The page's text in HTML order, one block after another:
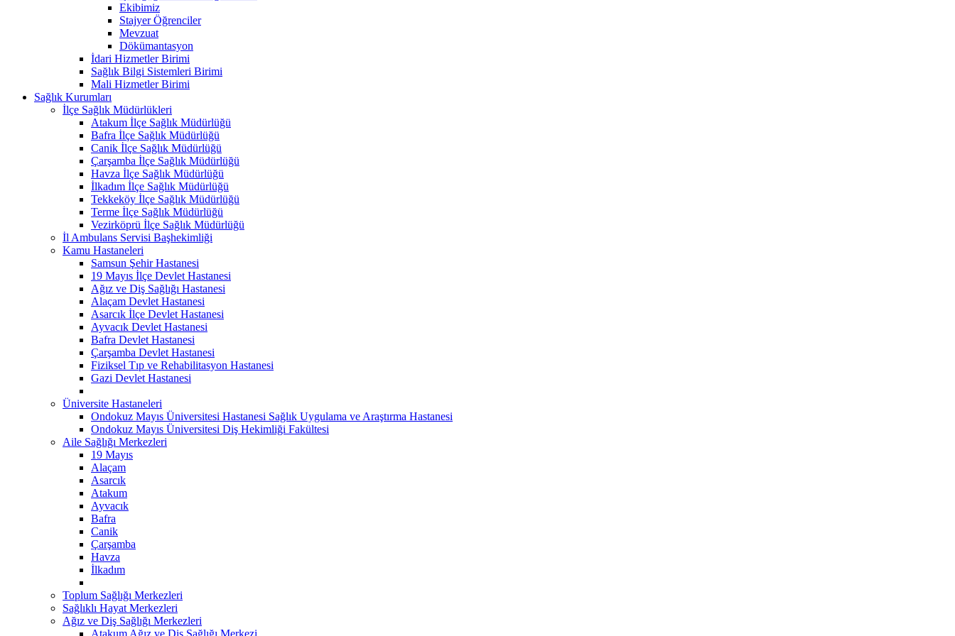
Ekibimiz
Stajyer Öğrenciler
Mevzuat
Dökümantasyon
İdari Hizmetler Birimi
Sağlık Bilgi Sistemleri Birimi
Mali Hizmetler Birimi
Sağlık Kurumları
İlçe Sağlık Müdürlükleri
Atakum İlçe Sağlık Müdürlüğü
Bafra İlçe Sağlık Müdürlüğü
Canik İlçe Sağlık Müdürlüğü
Çarşamba İlçe Sağlık Müdürlüğü
Havza İlçe Sağlık Müdürlüğü
İlkadım İlçe Sağlık Müdürlüğü
Tekkeköy İlçe Sağlık Müdürlüğü
Terme İlçe Sağlık Müdürlüğü
Vezirköprü İlçe Sağlık Müdürlüğü
İl Ambulans Servisi Başhekimliği
Kamu Hastaneleri
Samsun Şehir Hastanesi
19 Mayıs İlçe Devlet Hastanesi
Ağız ve Diş Sağlığı Hastanesi
Alaçam Devlet Hastanesi
Asarcık İlçe Devlet Hastanesi
Ayvacık Devlet Hastanesi
Bafra Devlet Hastanesi
Çarşamba Devlet Hastanesi
Fiziksel Tıp ve Rehabilitasyon Hastanesi
Gazi Devlet Hastanesi
Üniversite Hastaneleri
Ondokuz Mayıs Üniversitesi Hastanesi Sağlık Uygulama ve Araştırma Hastanesi
Ondokuz Mayıs Üniversitesi Diş Hekimliği Fakültesi
Aile Sağlığı Merkezleri
19 Mayıs
Alaçam
Asarcık
Atakum
Ayvacık
Bafra
Canik
Çarşamba
Havza
İlkadım
Toplum Sağlığı Merkezleri
Sağlıklı Hayat Merkezleri
Ağız ve Diş Sağlığı Merkezleri
Atakum Ağız ve Diş Sağlığı Merkezi